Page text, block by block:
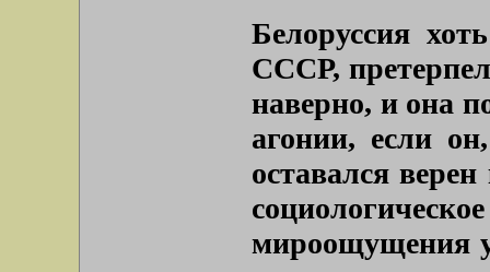
Белоруссия
СССР,
наверно, и она
агонии, если
оставался
мироощущения